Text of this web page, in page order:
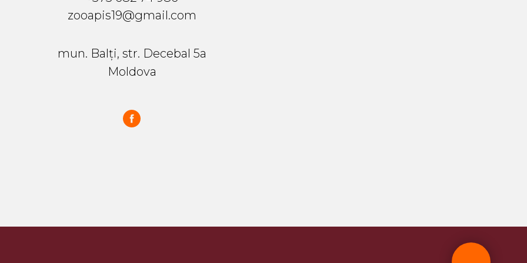
zooapis19@gmail.com
mun. Balți, str. Decebal 5a
Moldova